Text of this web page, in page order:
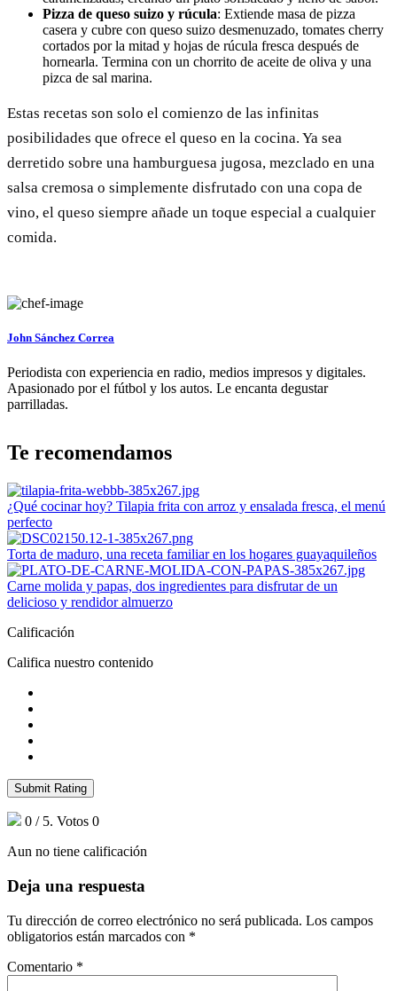
Pizza de queso suizo y rúcula: Extiende masa de pizza
casera y cubre con queso suizo desmenuzado, tomates cherry
cortados por la mitad y hojas de rúcula fresca después de
hornearla. Termina con un chorrito de aceite de oliva y una
pizca de sal marina.
Estas recetas son solo el comienzo de las infinitas
posibilidades que ofrece el queso en la cocina. Ya sea
derretido sobre una hamburguesa jugosa, mezclado en una
salsa cremosa o simplemente disfrutado con una copa de
vino, el queso siempre añade un toque especial a cualquier
comida.
John Sánchez Correa
Periodista con experiencia en radio, medios impresos y digitales.
Apasionado por el fútbol y los autos. Le encanta degustar
parrilladas.
Te recomendamos
¿Qué cocinar hoy? Tilapia frita con arroz y ensalada fresca, el menú
perfecto
Torta de maduro, una receta familiar en los hogares guayaquileños
Carne molida y papas, dos ingredientes para disfrutar de un
delicioso y rendidor almuerzo
Calificación
Califica nuestro contenido
Submit Rating
0 / 5. Votos 0
Aun no tiene calificación
Deja una respuesta
Tu dirección de correo electrónico no será publicada. Los campos
obligatorios están marcados con *
Comentario *